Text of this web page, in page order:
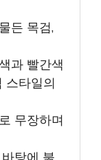
든 목검,
과 빨간색
스타일의
무장하며